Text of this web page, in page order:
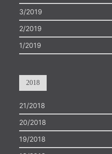
3/2019
2/2019
1/2019
2018
21/2018
20/2018
19/2018